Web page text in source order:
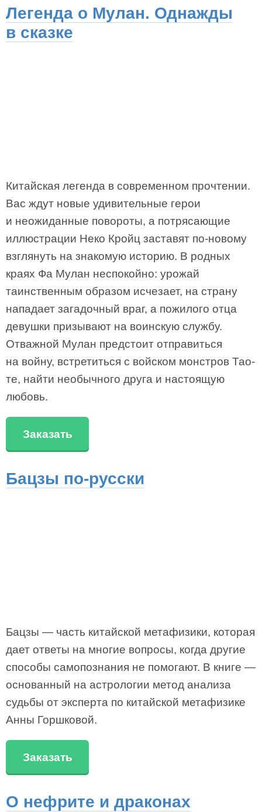
Легенда о Мулан. Однажды
в сказке
Китайская легенда в современном прочтении.
Вас ждут новые удивительные герои
и неожиданные повороты, а потрясающие
иллюстрации Неко Кройц заставят по-новому
взглянуть на знакомую историю. В родных
краях Фа Мулан неспокойно: урожай
таинственным образом исчезает, на страну
нападает загадочный враг, а пожилого отца
девушки призывают на воинскую службу.
Отважной Мулан предстоит отправиться
на войну, встретиться с войском монстров Тао-
те, найти необычного друга и настоящую
любовь.
Заказать
Бацзы по-русски
Бацзы — часть китайской метафизики, которая
дает ответы на многие вопросы, когда другие
способы самопознания не помогают. В книге —
основанный на астрологии метод анализа
судьбы от эксперта по китайской метафизике
Анны Горшковой.
Заказать
О нефрите и драконах